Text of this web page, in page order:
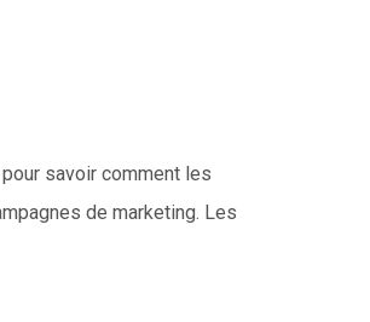
savoir comment les
de marketing. Les